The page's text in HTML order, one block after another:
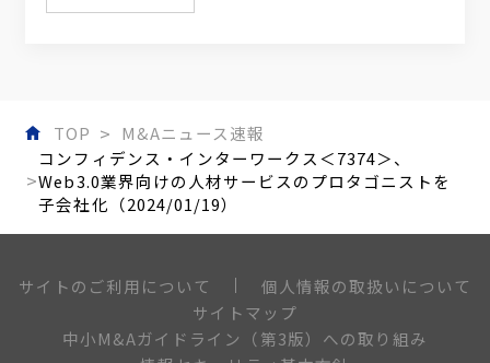
TOP
M&Aニュース速報
コンフィデンス・インターワークス＜7374＞、
Web3.0業界向けの人材サービスのプロタゴニストを
子会社化（2024/01/19）
サイトのご利用について
個人情報の取扱いについて
サイトマップ
中小M&Aガイドライン（第3版）への取り組み